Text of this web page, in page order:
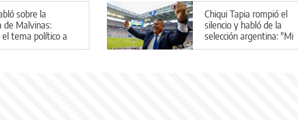
sobre la
de Malvinas:
tema político a
Chiqui Tapia rompió el
silencio y habló de la
selección argentina: "Mi
plan A, B y C es Scaloni"